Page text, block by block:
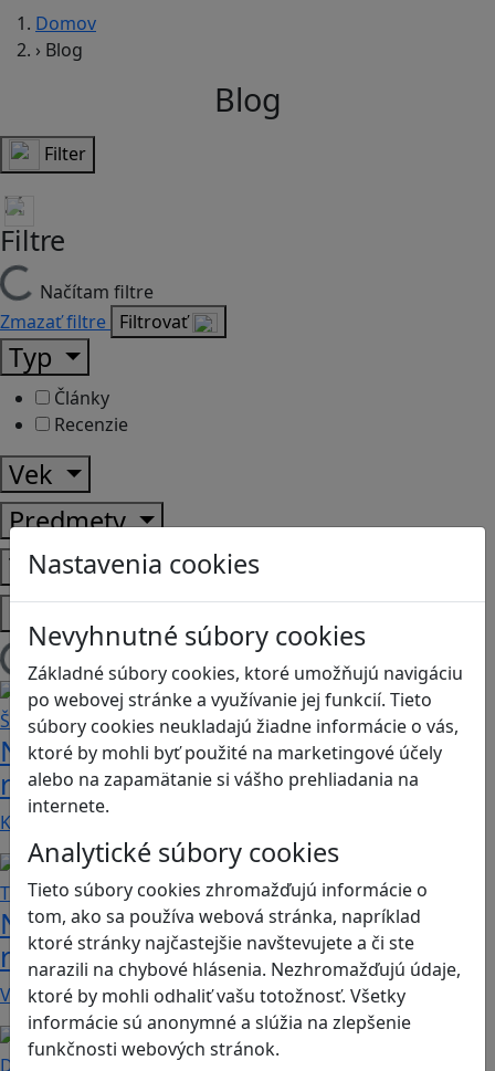
Nastavenia cookies
Nevyhnutné súbory cookies
Základné súbory cookies, ktoré umožňujú navigáciu
po webovej stránke a využívanie jej funkcií. Tieto
súbory cookies neukladajú žiadne informácie o vás,
ktoré by mohli byť použité na marketingové účely
alebo na zapamätanie si vášho prehliadania na
internete.
Analytické súbory cookies
Tieto súbory cookies zhromažďujú informácie o
tom, ako sa používa webová stránka, napríklad
ktoré stránky najčastejšie navštevujete a či ste
narazili na chybové hlásenia. Nezhromažďujú údaje,
ktoré by mohli odhaliť vašu totožnosť. Všetky
informácie sú anonymné a slúžia na zlepšenie
funkčnosti webových stránok.
Domov
› Blog
Blog
Filter
Filtre
Načítam filtre
Zmazať filtre Filtrovať
Typ
Články
Recenzie
Vek
Predmety
Témy
Platformy
Načítam blogy
Návod pre rodičov: Ako na výber
rodičovského zámku? Štvrtá časť
Kvalitné aplikácie, ktoré ponúkajú bezpečné…
Návod pre rodičov: Ako na výber
rodičovského zámku? Tretia časť
V obchode Play je možné nájsť veľké množstvo…